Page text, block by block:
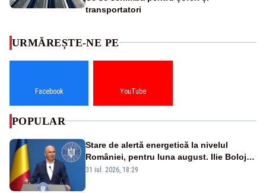
transportatori
URMĂREȘTE-NE PE
Facebook YouTube
POPULAR
Stare de alertă energetică la nivelul
României, pentru luna august. Ilie Bolojan
a anunțat importuri și posibile restricții –
31 iul. 2026, 18:29